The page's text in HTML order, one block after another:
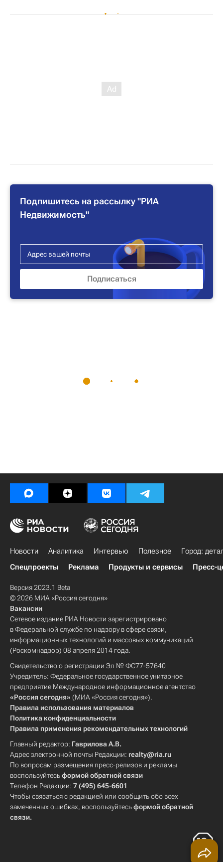
Подпишитесь на рассылку "РИА
Недвижимость"
Новости Аналитика Интервью Полезное
Город:
Спецпроекты
Реклама Продукты и сервисы Пресс-
Версия 2023.1 Beta
© 2026 МИА «Россия сегодня»
Вакансии
Сетевое издание РИА Новости зарегистрировано
в Федеральной службе по надзору в сфере связи,
информационных технологий и массовых коммуникаций
(Роскомнадзор) 08 апреля 2014 года.
Свидетельство о регистрации Эл № ФС77-57640
Учредитель: Федеральное государственное унитарное
предприятие Международное информационное агентство
«Россия сегодня» (МИА «Россия сегодня»).
Правила использования материалов
Политика конфиденциальности
Правила применения рекомендательных технологий
Главный редактор: Гаврилова А.В.
Адрес электронной почты Редакции: realty@ria.ru
По вопросам размещения пресс-релизов и рекламы
воспользуйтесьформой обратной связи
Телефон Редакции: 7 (495) 645-6601
Чтобы связаться с редакцией или сообщить обо всех
замеченных ошибках, воспользуйтесьформой обратной
связи.